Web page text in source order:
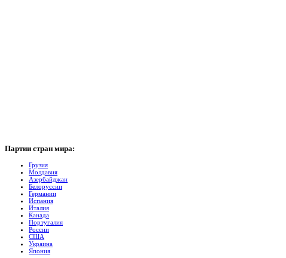
Партии стран мира:
Грузия
Молдавия
Азербайджан
Белоруссии
Германии
Испания
Италия
Канада
Португалия
России
США
Украина
Япония